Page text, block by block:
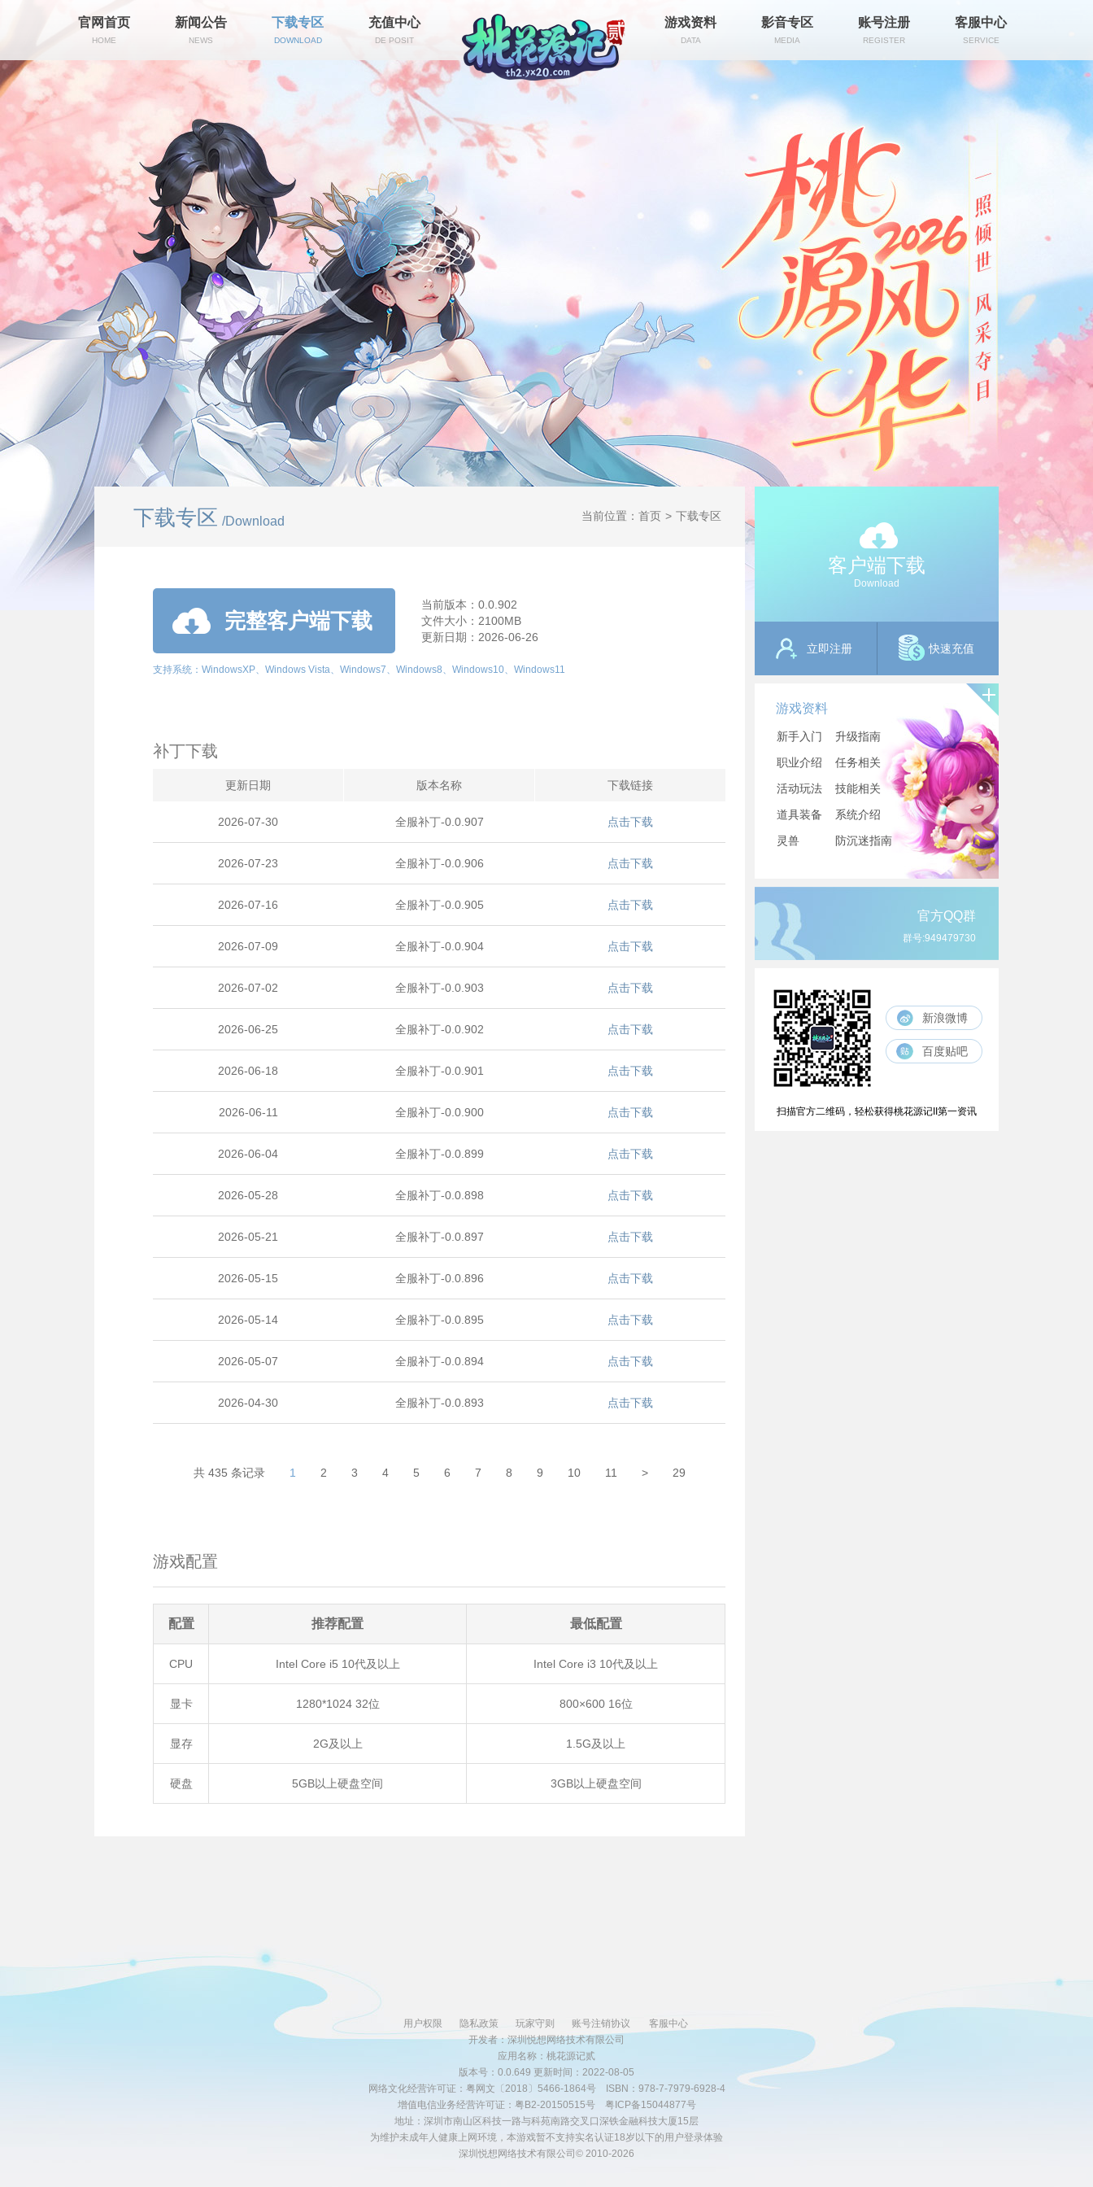
官网首页
HOME
新闻公告
NEWS
下载专区
DOWNLOAD
充值中心
DE POSIT
游戏资料
DATA
影音专区
MEDIA
账号注册
REGISTER
客服中心
SERVICE
下载专区 /Download 当前位置： 首页 > 下载专区
完整客户端下载
当前版本：0.0.902
文件大小：2100MB
更新日期：2026-06-26
支持系统：WindowsXP、Windows Vista、Windows7、Windows8、Windows10、Windows11
补丁下载
更新日期 版本名称 下载链接
2026-07-30 全服补丁-0.0.907 点击下载
2026-07-23 全服补丁-0.0.906 点击下载
2026-07-16 全服补丁-0.0.905 点击下载
2026-07-09 全服补丁-0.0.904 点击下载
2026-07-02 全服补丁-0.0.903 点击下载
2026-06-25 全服补丁-0.0.902 点击下载
2026-06-18 全服补丁-0.0.901 点击下载
2026-06-11 全服补丁-0.0.900 点击下载
2026-06-04 全服补丁-0.0.899 点击下载
2026-05-28 全服补丁-0.0.898 点击下载
2026-05-21 全服补丁-0.0.897 点击下载
2026-05-15 全服补丁-0.0.896 点击下载
2026-05-14 全服补丁-0.0.895 点击下载
2026-05-07 全服补丁-0.0.894 点击下载
2026-04-30 全服补丁-0.0.893 点击下载
共 435 条记录 1 2 3 4 5 6 7 8 9 10 11 > 29
游戏配置
配置 推荐配置 最低配置
CPU Intel Core i5 10代及以上 Intel Core i3 10代及以上
显卡 1280*1024 32位 800×600 16位
显存 2G及以上 1.5G及以上
硬盘 5GB以上硬盘空间 3GB以上硬盘空间
客户端下载
Download
立即注册 快速充值
游戏资料
新手入门
升级指南
职业介绍
任务相关
活动玩法
技能相关
道具装备
系统介绍
灵兽
防沉迷指南
官方QQ群
群号:949479730
新浪微博
百度贴吧
扫描官方二维码，轻松获得桃花源记II第一资讯
用户权限 隐私政策 玩家守则 账号注销协议
客服中心
开发者：深圳悦想网络技术有限公司
应用名称：桃花源记贰
版本号：0.0.649 更新时间：2022-08-05
网络文化经营许可证：粤网文〔2018〕5466-1864号 ISBN：978-7-7979-6928-4
增值电信业务经营许可证：粤B2-20150515号 粤ICP备15044877号
地址：深圳市南山区科技一路与科苑南路交叉口深铁金融科技大厦15层
为维护未成年人健康上网环境，本游戏暂不支持实名认证18岁以下的用户登录体验
深圳悦想网络技术有限公司 © 2010-2026